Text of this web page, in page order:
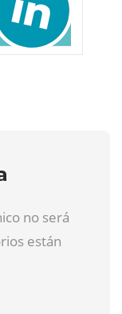
no será
están